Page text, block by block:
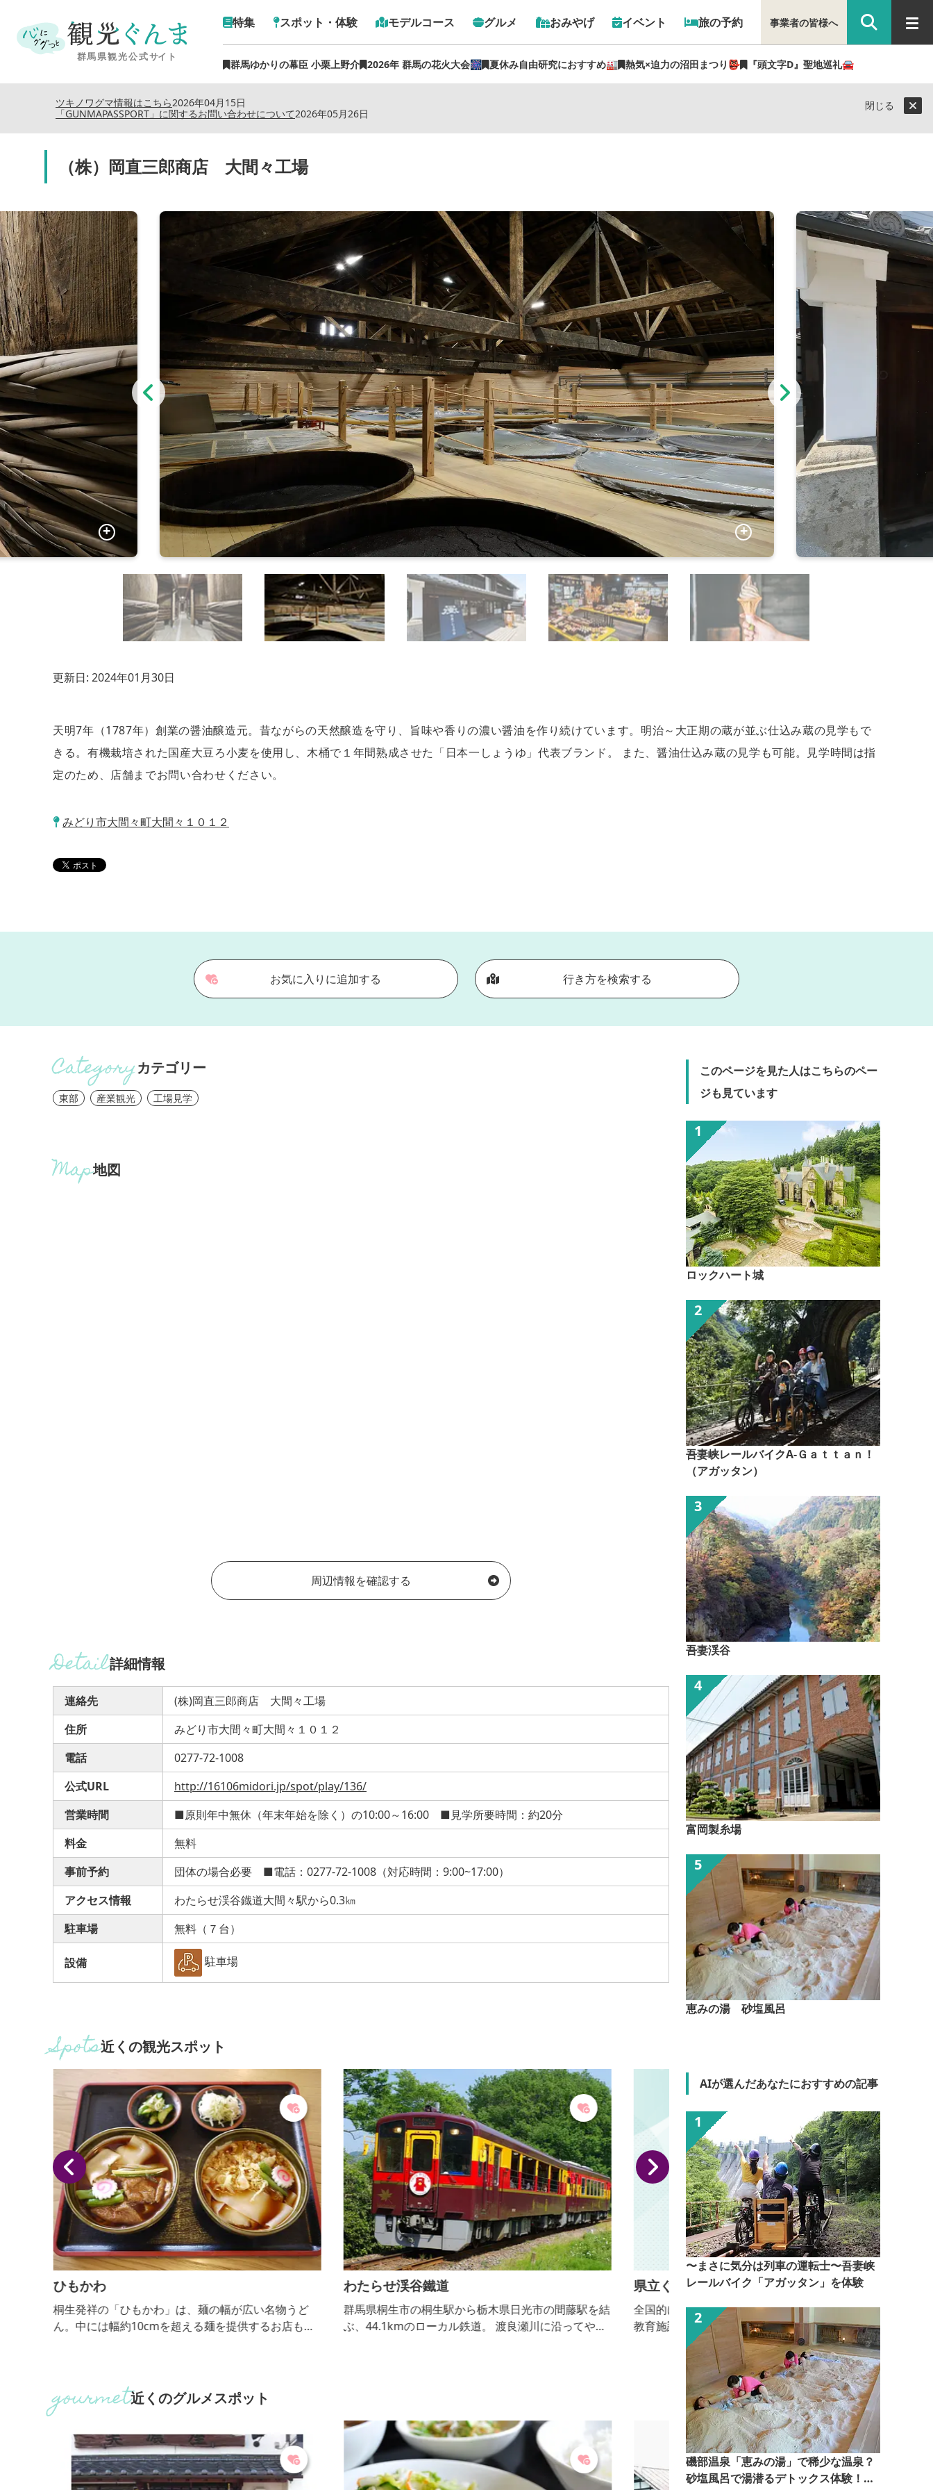
特集 スポット・体験 モデルコース グルメ おみやげ イベント 旅の予約
群馬ゆかりの幕臣 小栗上野介 2026年 群馬の花火大会🎆 夏休み自由研究におすすめ🏭 熱気×迫力の沼田まつり👺 『頭文字D』聖地巡礼🚘
事業者の皆様へ
2026年04月15日
ツキノワグマ情報はこちら
2026年05月26日
「GUNMAPASSPORT」に関するお問い合わせについて
閉じる
（株）岡直三郎商店 大間々工場
更新日: 2024年01月30日
天明7年（1787年）創業の醤油醸造元。昔ながらの天然醸造を守り、旨味や香りの濃い醤油を作り続けています。明治～大正期の蔵が並ぶ仕込み蔵の見学もで
きる。有機栽培された国産大豆ろ小麦を使用し、木桶で１年間熟成させた「日本一しょうゆ」代表ブランド。 また、醤油仕込み蔵の見学も可能。見学時間は指
定のため、店舗までお問い合わせください。
みどり市大間々町大間々１０１２
お気に入りに追加する 行き方を検索する
カテゴリー
東部 産業観光 工場見学
地図
周辺情報を確認する
詳細情報
連絡先
(株)岡直三郎商店 大間々工場
住所
みどり市大間々町大間々１０１２
電話
0277-72-1008
公式URL
http://16106midori.jp/spot/play/136/
営業時間
■原則年中無休（年末年始を除く）の10:00～16:00 ■見学所要時間：約20分
料金
無料
事前予約
団体の場合必要 ■電話：0277-72-1008（対応時間：9:00~17:00）
アクセス情報
わたらせ渓谷鐡道大間々駅から0.3㎞
駐車場
無料（７台）
設備 駐車場
近くの観光スポット
ひもかわ
桐生発祥の「ひもかわ」は、麺の幅が広い名物うど
ん。中には幅約10cmを超える麺を提供するお店もあ
わたらせ渓谷鐵道
群馬県桐生市の桐生駅から栃木県日光市の間藤駅を結
ぶ、44.1kmのローカル鉄道。 渡良瀬川に沿ってやま
色が堪能できます。 また、曜日によってさまざまな
県立ぐんま昆虫の森
全国的にもユニークな「昆虫」をテーマにした体験型
教育施設です。 45ヘクタールの敷地に雑木林や、田
畑、小川などの里山を再現。 そこで暮らす昆虫を探
し、手に取り、その生態をじっくり観察できます。
昆虫観察館では里山の生きものや世界の昆虫をいつで
も見ることができ、亜熱帯の植物が生い茂る温室で
は、日本最大級のチョウ「オオゴマダラ」が飛び交
い、間近で観察できます。 そのほか、昆虫クラフト
近くのグルメスポット
このページを見た人はこちらのペー
ジも見ています
ロックハート城
吾妻峡レールバイクA-Ｇａｔｔａｎ！
（アガッタン）
吾妻渓谷
富岡製糸場
恵みの湯 砂塩風呂
AIが選んだあなたにおすすめの記事
〜まさに気分は列車の運転士〜吾妻峡
レールバイク「アガッタン」を体験
磯部温泉「恵みの湯」で稀少な温泉？
砂塩風呂で湯潜るデトックス体験！